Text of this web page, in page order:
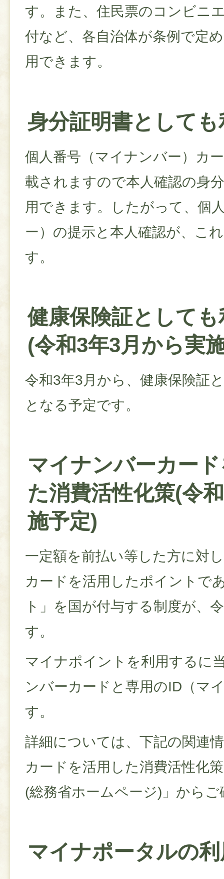
す。また、住民票のコンビニ
付など、各自治体が条例で定
用できます。
身分証明書として
個人番号（マイナンバー）カ
載されますので本人確認の身
用できます。したがって、個
ー）の提示と本人確認が、こ
す。
健康保険証として
(令和3年3月から実
令和3年3月から、健康保険証
となる予定です。
マイナンバーカー
た消費活性化策(令
施予定)
一定額を前払い等した方に対
カードを活用したポイントで
ト」を国が付与する制度が、
す。
マイナポイントを利用するに
ンバーカードと専用のID（マ
す。
詳細については、下記の関連
カードを活用した消費活性化
(総務省ホームページ)」から
マイナポータルの